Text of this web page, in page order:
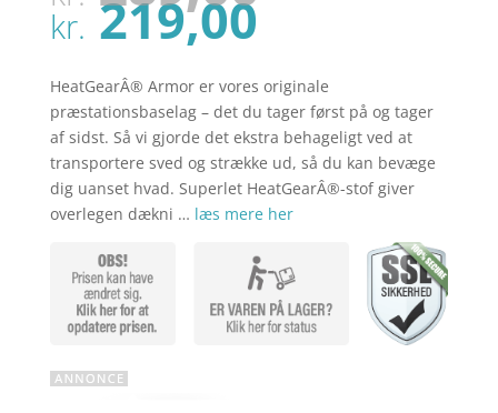
var:
kr.
kr.219,00Den
pris
er:
kr.
HeatGearÂ® Armor er vores originale
præstationsbaselag – det du tager først på og tager
af sidst. Så vi gjorde det ekstra behageligt ved at
transportere sved og strække ud, så du kan bevæge
dig uanset hvad. Superlet HeatGearÂ®-stof giver
overlegen dækni … læs mere her